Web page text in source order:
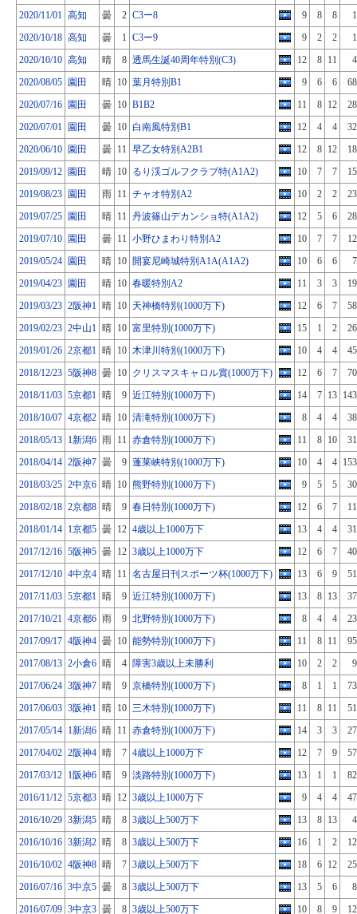
2020/11/01 高知 曇 2 C3ー8 9 8 8
2020/10/18 高知 曇 1 C3ー9 9 2 2
2020/10/10 高知 晴 8 透馬生誕40周年特別(C3) 12 8 11
2020/08/05
園田 晴 10 葉月特別B1 9 6 6
2020/07/16
園田 曇 10 B1B2 11 8 12
2020/07/01
園田 曇 10 白南風特別B1 12 4 4
2020/06/10
園田 曇 11 早乙女特別A2B1 12 8 12
2019/09/12
園田 晴 10 るり渓ゴルフクラブ特(A1A2) 10 7 7
2019/08/23
園田 雨 11 チャオ特別A2 10 2 2
2019/07/25
園田 晴 11 丹波篠山デカンショ特(A1A2) 12 5 6
2019/07/10
園田 曇 11 小野ひまわり特別A2 10 7 7
2019/05/24
園田 晴 10 開宴尼崎城特別A1A(A1A2) 10 6 6
2019/04/23
園田 晴 10 春暖特別A2 11 3 3
2019/03/23 2阪神1 晴 10 天神橋特別(1000万下) 12 6 7
2019/02/23 2中山1 晴 10 富里特別(1000万下) 15 1 2
2019/01/26 2京都1 晴 10 木津川特別(1000万下) 10 4 4
2018/12/23 5阪神8 曇 10 クリスマスキャロル賞(1000万下) 12 6 7
2018/11/03 5京都1 晴 9 近江特別(1000万下) 14 7 13
2018/10/07 4京都2 晴 10 清滝特別(1000万下) 8 4 4
2018/05/13 1新潟6 雨 11 赤倉特別(1000万下) 11 8 10
2018/04/14 2阪神7 曇 9 蓬莱峡特別(1000万下) 10 4 4
2018/03/25 2中京6 晴 10 熊野特別(1000万下) 9 5 5
2018/02/18 2京都8 晴 9 春日特別(1000万下) 12 6 7
2018/01/14 1京都5 曇 12 4歳以上1000万下 13 4 4
2017/12/16 5阪神5 曇 12 3歳以上1000万下 12 6 7
2017/12/10 4中京4 晴 11 名古屋日刊スポーツ杯(1000万下) 13 6 9
2017/11/03 5京都1 晴 9 近江特別(1000万下) 13 8 13
2017/10/21 4京都6 雨 9 北野特別(1000万下) 8 4 4
2017/09/17 4阪神4 曇 10 能勢特別(1000万下) 11 8 11
2017/08/13 2小倉6 晴 4 障害3歳以上未勝利 10 2 2
2017/06/24 3阪神7 晴 9 京橋特別(1000万下) 8 1 1
2017/06/03 3阪神1 晴 10 三木特別(1000万下) 11 8 11
2017/05/14 1新潟6 晴 11 赤倉特別(1000万下) 14 3 3
2017/04/02 2阪神4 晴 7 4歳以上1000万下 12 7 9
2017/03/12 1阪神6 晴 9 淡路特別(1000万下) 13 1 1
2016/11/12 5京都3 晴 12 3歳以上1000万下 9 4 4
2016/10/29 3新潟5 晴 8 3歳以上500万下 13 8 13
2016/10/16 3新潟2 晴 8 3歳以上500万下 16 1 2
2016/10/02 4阪神8 晴 7 3歳以上500万下 18 6 12
2016/07/16 3中京5 曇 8 3歳以上500万下 13 5 6
2016/07/09 3中京3 曇 8 3歳以上500万下 10 8 9